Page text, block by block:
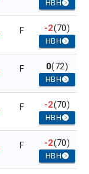
HBH
F -2(70)
HBH
F 0(72)
HBH
F -2(70)
HBH
F -2(70)
HBH